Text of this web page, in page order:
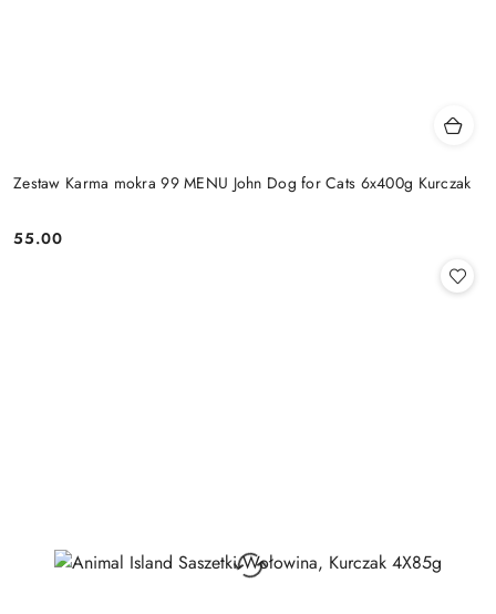
Zestaw Karma mokra 99 MENU John Dog for Cats 6x400g Kurczak
Cena:
55.00